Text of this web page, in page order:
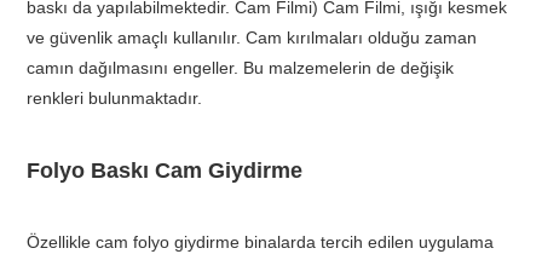
baskı da yapılabilmektedir. Cam Filmi) Cam Filmi, ışığı kesmek
ve güvenlik amaçlı kullanılır. Cam kırılmaları olduğu zaman
camın dağılmasını engeller. Bu malzemelerin de değişik
renkleri bulunmaktadır.
Folyo Baskı Cam Giydirme
Özellikle cam folyo giydirme binalarda tercih edilen uygulama